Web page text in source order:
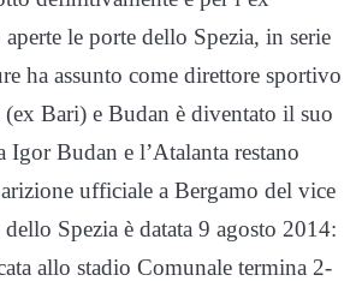
aperte le porte dello Spezia, in serie
ha assunto come direttore sportivo
Bari) e Budan è diventato il suo
Budan e l’Atalanta restano
ufficiale a Bergamo del vice
Spezia è datata 9 agosto 2014:
allo stadio Comunale termina 2-